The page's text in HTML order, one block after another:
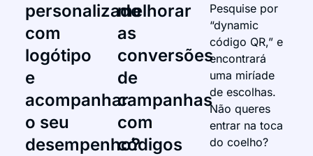
personalizado
com
logótipo
e
acompanhar
o seu
desempenho?
melhorar
as
conversões
de
campanhas
com
códigos
Pesquise por
“dynamic
código QR,” e
encontrará
uma miríade
de escolhas.
Não queres
entrar na toca
do coelho?